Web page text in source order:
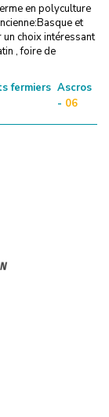
en polyculture
et
choix intéressant
, foire de
fermiers Ascros
- 06